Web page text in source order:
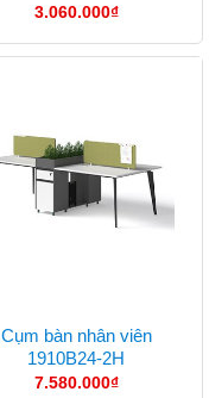
3.060.000₫
Cụm bàn nhân viên
1910B24-2H
7.580.000₫